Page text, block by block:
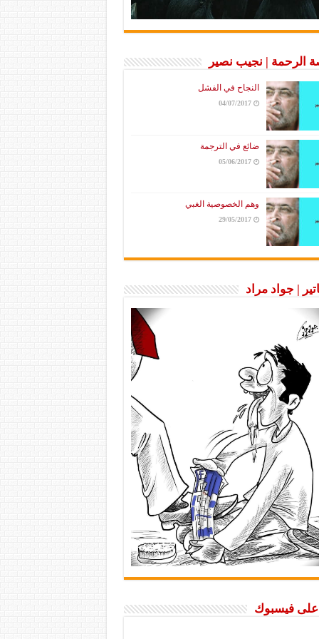
الرحمة | نجيب نصير
النجاح في الفشل
04/07/2017
ضائع في الترجمة
05/06/2017
وهم الخصوصية الغبي
29/05/2017
| جواد مراد
على فيسبوك